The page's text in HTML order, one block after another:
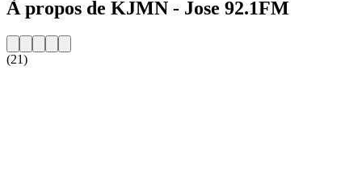
À propos de KJMN - Jose 92.1FM
(21)